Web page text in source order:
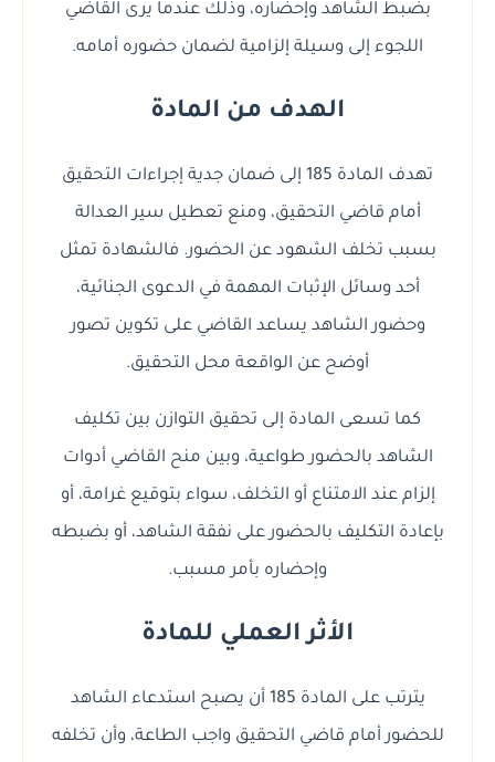
بضبط الشاهد وإحضاره، وذلك عندما يرى القاضي
اللجوء إلى وسيلة إلزامية لضمان حضوره أمامه.
الهدف من المادة
تهدف المادة 185 إلى ضمان جدية إجراءات التحقيق
أمام قاضي التحقيق، ومنع تعطيل سير العدالة
بسبب تخلف الشهود عن الحضور. فالشهادة تمثل
أحد وسائل الإثبات المهمة في الدعوى الجنائية،
وحضور الشاهد يساعد القاضي على تكوين تصور
أوضح عن الواقعة محل التحقيق.
كما تسعى المادة إلى تحقيق التوازن بين تكليف
الشاهد بالحضور طواعية، وبين منح القاضي أدوات
إلزام عند الامتناع أو التخلف، سواء بتوقيع غرامة، أو
بإعادة التكليف بالحضور على نفقة الشاهد، أو بضبطه
وإحضاره بأمر مسبب.
الأثر العملي للمادة
يترتب على المادة 185 أن يصبح استدعاء الشاهد
للحضور أمام قاضي التحقيق واجب الطاعة، وأن تخلفه